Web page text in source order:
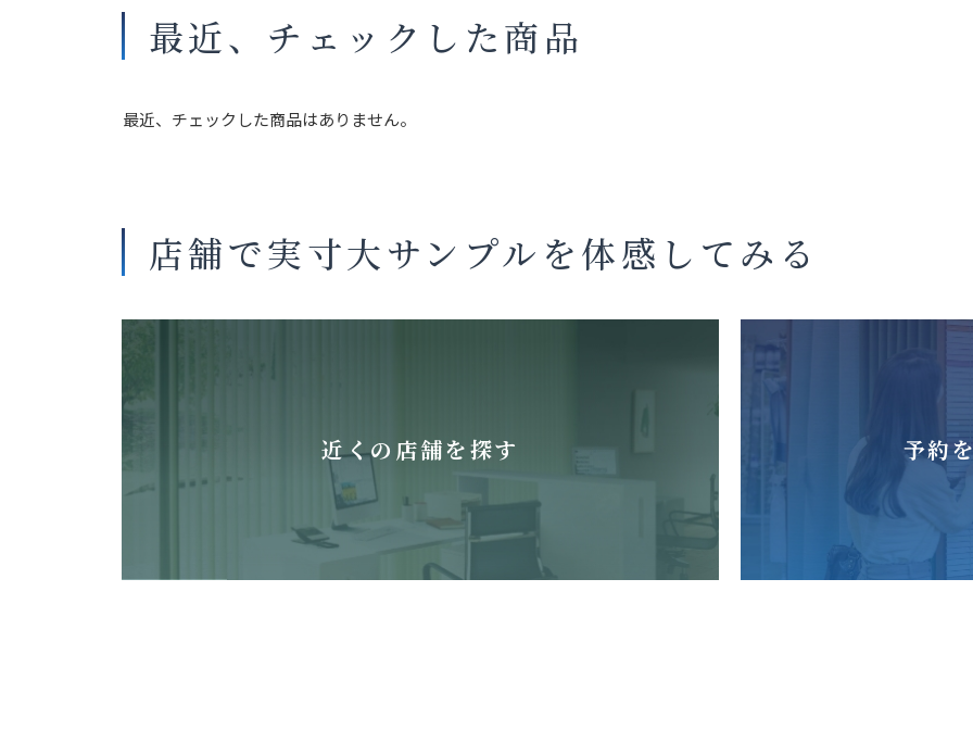
最近、チェックした商品
最近、チェックした商品はありません。
店舗で実寸大サンプルを体感してみる
近くの店舗を探す 予約